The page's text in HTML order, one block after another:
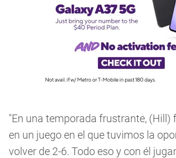
"En una temporada frustrante, (Hill)
en un juego en el que tuvimos la
volver de 2-6. Todo eso y con él